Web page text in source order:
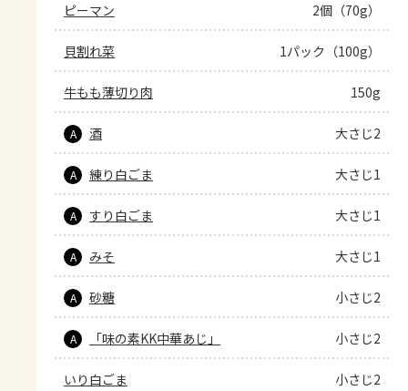
ピーマン 2個（70g）
貝割れ菜 1パック（100g）
牛もも薄切り肉 150g
A 酒 大さじ2
A 練り白ごま 大さじ1
A すり白ごま 大さじ1
A みそ 大さじ1
A 砂糖 小さじ2
A 「味の素KK中華あじ」 小さじ2
いり白ごま 小さじ2